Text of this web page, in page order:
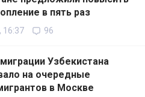
в пять раз
16:37 96
Узбекистана
на очередные
в Москве